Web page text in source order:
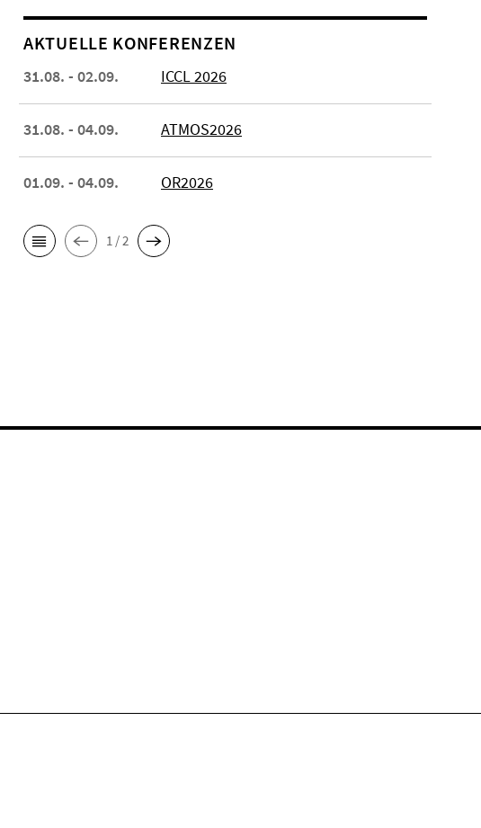
AKTUELLE KONFERENZEN
31.08. - 02.09. ICCL 2026
31.08. - 04.09. ATMOS2026
01.09. - 04.09. OR2026
1 / 2